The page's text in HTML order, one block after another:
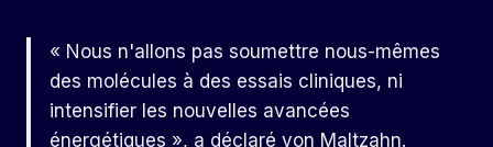
« Nous n'allons pas soumettre nous-mêmes
des molécules à des essais cliniques, ni
intensifier les nouvelles avancées
énergétiques », a déclaré von Maltzahn.